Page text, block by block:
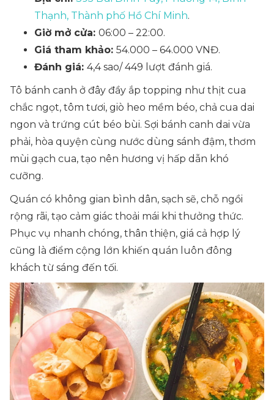
Thạnh, Thành phố Hồ Chí Minh.
Giờ mở cửa: 06:00 – 22:00.
Giá tham khảo: 54.000 – 64.000 VNĐ.
Đánh giá: 4,4 sao/ 449 lượt đánh giá.
Tô bánh canh ở đây đầy ắp topping như thịt cua
chắc ngọt, tôm tươi, giò heo mềm béo, chả cua dai
ngon và trứng cút béo bùi. Sợi bánh canh dai vừa
phải, hòa quyện cùng nước dùng sánh đậm, thơm
mùi gạch cua, tạo nên hương vị hấp dẫn khó
cưỡng.
Quán có không gian bình dân, sạch sẽ, chỗ ngồi
rộng rãi, tạo cảm giác thoải mái khi thưởng thức.
Phục vụ nhanh chóng, thân thiện, giá cả hợp lý
cũng là điểm cộng lớn khiến quán luôn đông
khách từ sáng đến tối.